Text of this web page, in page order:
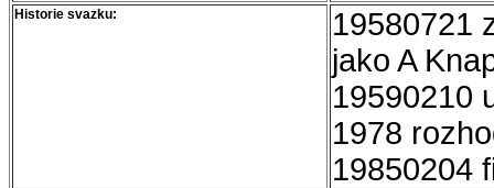
Historie svazku:
19580721
jako A
19590210
1978
19850204